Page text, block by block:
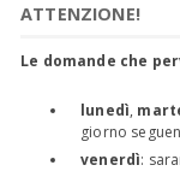
ATTENZIONE!
Le domande che
lunedì,
giorno
venerdì: